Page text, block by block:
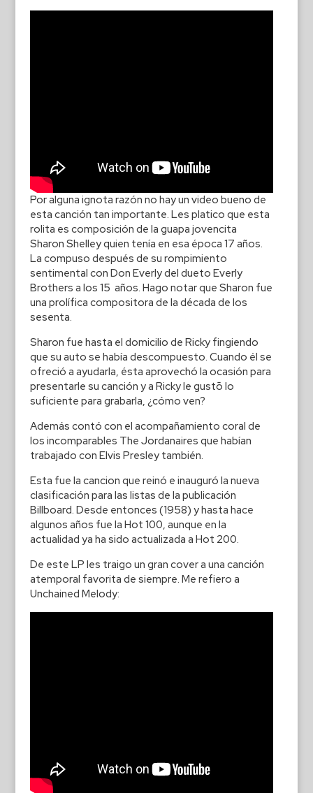
Por alguna ignota razón no hay un video bueno de
esta canción tan importante. Les platico que esta
rolita es composición de la guapa jovencita
Sharon Shelley quien tenía en esa época 17 años.
La compuso después de su rompimiento
sentimental con Don Everly del dueto Everly
Brothers a los 15 años. Hago notar que Sharon fue
una prolífica compositora de la década de los
sesenta.
Sharon fue hasta el domicilio de Ricky fingiendo
que su auto se había descompuesto. Cuando él se
ofreció a ayudarla, ésta aprovechó la ocasión para
presentarle su canción y a Ricky le gustō lo
suficiente para grabarla, ¿cómo ven?
Además contó con el acompañamiento coral de
los incomparables The Jordanaires que habían
trabajado con Elvis Presley también.
Esta fue la cancion que reinó e inauguró la nueva
clasificación para las listas de la publicación
Billboard. Desde entonces (1958) y hasta hace
algunos años fue la Hot 100, aunque en la
actualidad ya ha sido actualizada a Hot 200.
De este LP les traigo un gran cover a una canción
atemporal favorita de siempre. Me refiero a
Unchained Melody: